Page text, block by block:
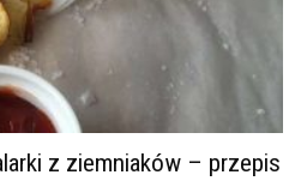
z ziemniaków – przepis